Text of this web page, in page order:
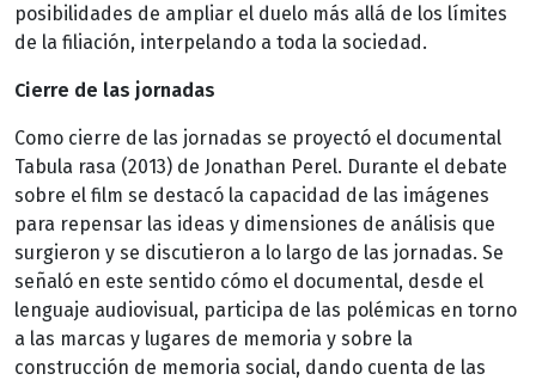
posibilidades de ampliar el duelo más allá de los límites
de la filiación, interpelando a toda la sociedad.
Cierre de las jornadas
Como cierre de las jornadas se proyectó el documental
Tabula rasa (2013) de Jonathan Perel. Durante el debate
sobre el film se destacó la capacidad de las imágenes
para repensar las ideas y dimensiones de análisis que
surgieron y se discutieron a lo largo de las jornadas. Se
señaló en este sentido cómo el documental, desde el
lenguaje audiovisual, participa de las polémicas en torno
a las marcas y lugares de memoria y sobre la
construcción de memoria social, dando cuenta de las